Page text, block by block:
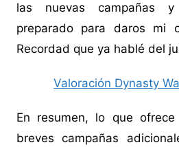
las nuevas campañas
preparado para daros mi
Recordad que ya hablé del
Valoración Dynasty
En resumen, lo que
breves campañas